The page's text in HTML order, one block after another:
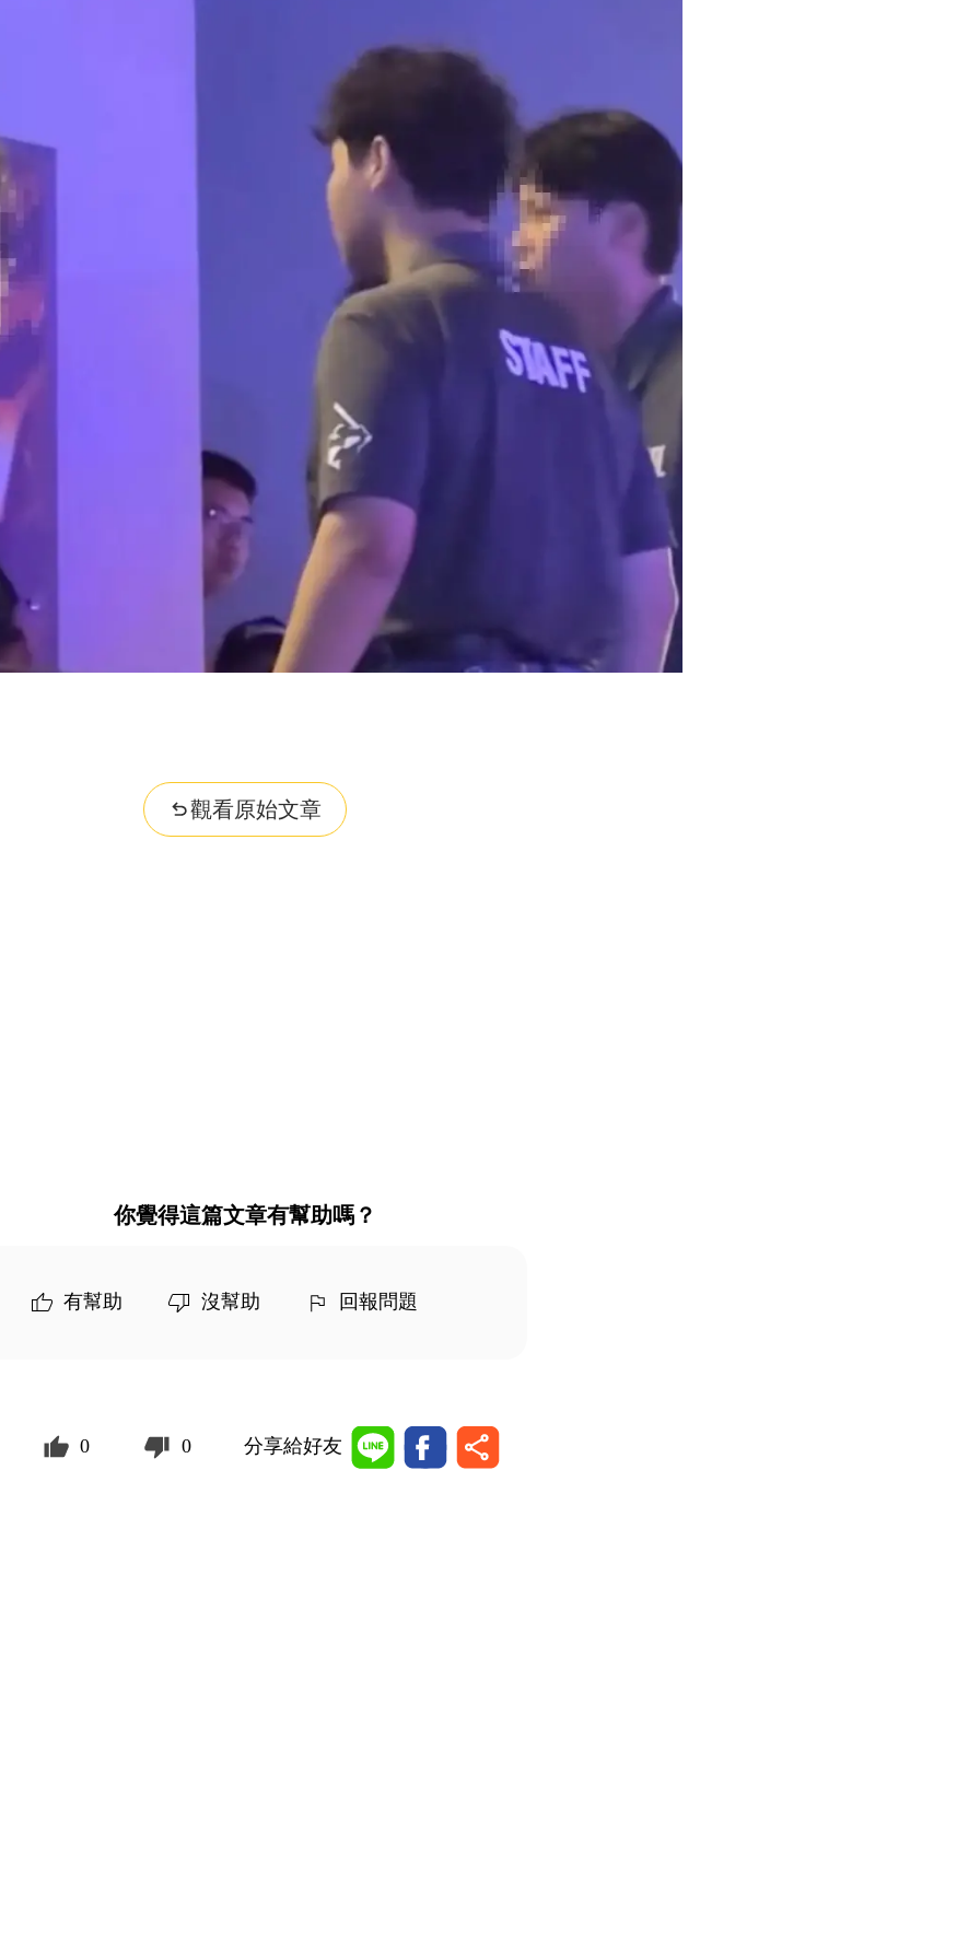
觀看原始文章
你覺得這篇文章有幫助嗎？
有幫助 沒幫助 回報問題
0 0 分享給好友